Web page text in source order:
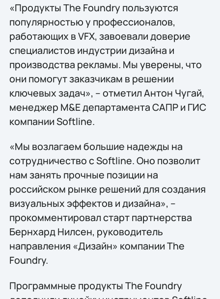
«Продукты The Foundry пользуются
популярностью у профессионалов,
работающих в VFX, завоевали доверие
специалистов индустрии дизайна и
производства рекламы. Мы уверены, что
они помогут заказчикам в решении
ключевых задач», – отметил Антон Чугай,
менеджер M&E департамента САПР и ГИС
компании Softline.
«Мы возлагаем большие надежды на
сотрудничество с Softline. Оно позволит
нам занять прочные позиции на
российском рынке решений для создания
визуальных эффектов и дизайна», –
прокомментировал старт партнерства
Бернхард Нилсен, руководитель
направления «Дизайн» компании The
Foundry.
Программные продукты The Foundry